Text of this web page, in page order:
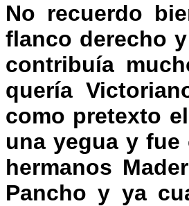
No recuerdo
flanco derecho
contribuía
quería
como pretexto
una yegua y
hermanos
Pancho y ya